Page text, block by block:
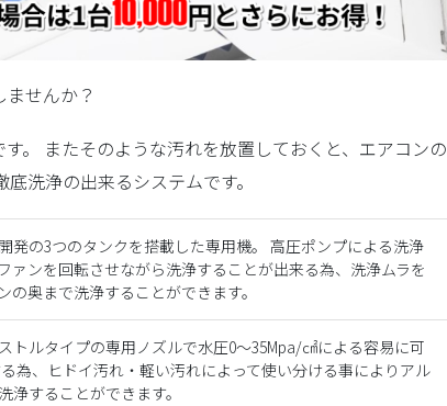
せんか？
。 またそのような汚れを放置しておくと、エアコンの
洗浄の出来るシステムです。
発の3つのタンクを搭載した専用機。 高圧ポンプによる洗浄
ァンを回転させながら洗浄することが出来る為、洗浄ムラを
の奥まで洗浄することができます。
トルタイプの専用ノズルで水圧0～35Mpa/㎠による容易に可
為、ヒドイ汚れ・軽い汚れによって使い分ける事によりアル
浄することができます。